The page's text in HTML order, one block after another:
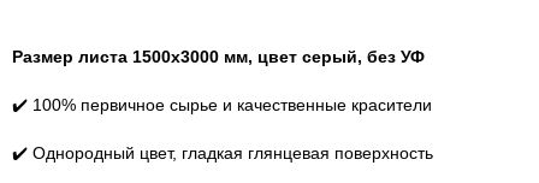
Размер листа 1500х3000 мм, цвет серый, без УФ
✔️ 100% первичное сырье и качественные красители
✔️ Однородный цвет, гладкая глянцевая поверхность